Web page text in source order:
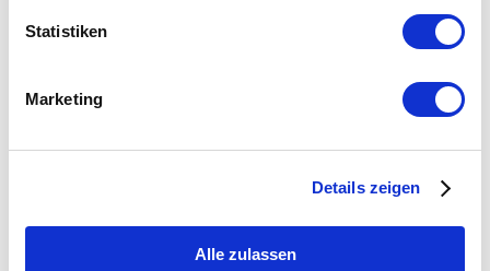
Statistiken
Marketing
Details zeigen
Alle zulassen
Kontakt